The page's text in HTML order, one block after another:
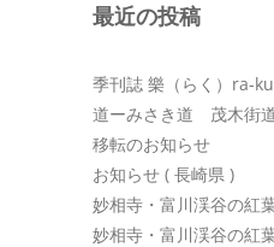
最近の投稿
季刊誌 樂（らく）ra-
道ーみさき道 茂木街
移転のお知らせ
お知らせ ( 長崎県 )
妙相寺・富川渓谷の紅
妙相寺・富川渓谷の紅